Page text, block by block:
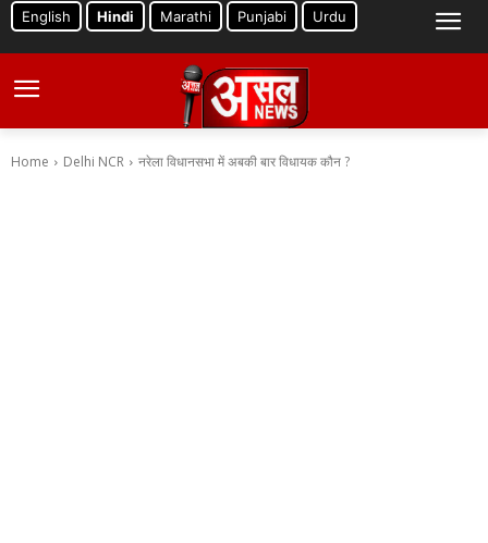
English Hindi Marathi Punjabi Urdu
Home Delhi NCR नरेला विधानसभा में अबकी बार विधायक कौन ?